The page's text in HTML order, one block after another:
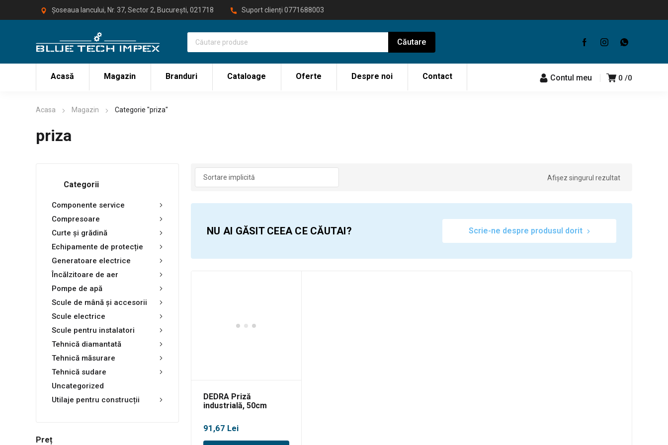
Șoseaua Iancului, Nr. 37, Sector 2, București, 021718 Suport clienți 0771688003
Acasă Magazin Branduri Cataloage Oferte Despre noi Contact 0 0
Contul meu
Acasa Magazin Categorie "priza"
priza
Categorii
Componente service
Compresoare
Curte și grădină
Echipamente de protecție
Generatoare electrice
Încălzitoare de aer
Pompe de apă
Scule de mână și accesorii
Scule electrice
Scule pentru instalatori
Tehnică diamantată
Tehnică măsurare
Tehnică sudare
Uncategorized
Utilaje pentru construcții
Preț
Afișez singurul rezultat
NU AI GĂSIT CEEA CE CĂUTAI? Scrie-ne despre produsul dorit
DEDRA Priză
industrială, 50cm
91,67 Lei